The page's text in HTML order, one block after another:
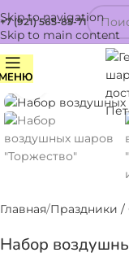
Skip to navigation
Skip to main content
+7 (921) 565-85-71
Нажмите,
Главная Праздники /
Набор